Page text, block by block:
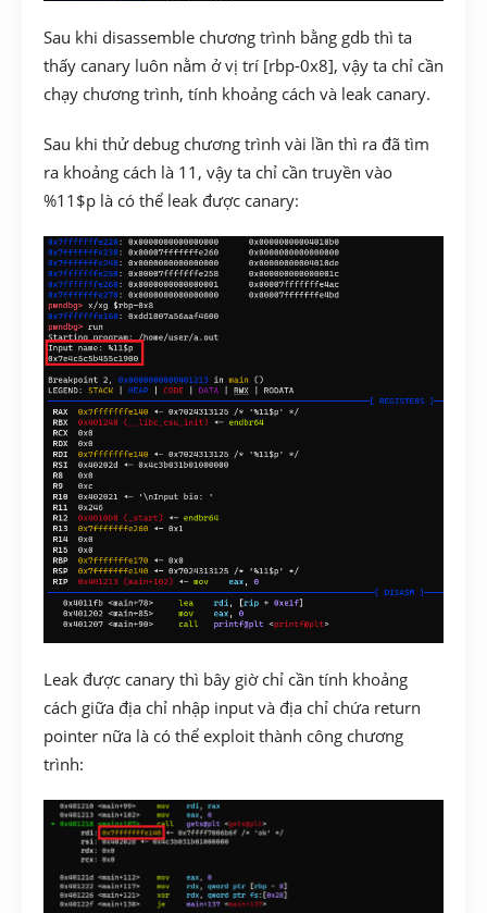
Sau khi disassemble chương trình bằng gdb thì ta
thấy canary luôn nằm ở vị trí [rbp-0x8], vậy ta chỉ cần
chạy chương trình, tính khoảng cách và leak canary.
Sau khi thử debug chương trình vài lần thì ra đã tìm
ra khoảng cách là 11, vậy ta chỉ cần truyền vào
%11$p là có thể leak được canary:
Leak được canary thì bây giờ chỉ cần tính khoảng
cách giữa địa chỉ nhập input và địa chỉ chứa return
pointer nữa là có thể exploit thành công chương
trình: